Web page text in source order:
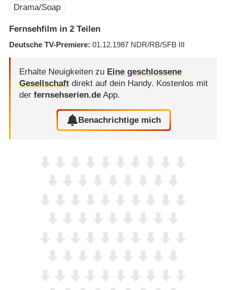
Drama/Soap
Fernsehfilm in 2 Teilen
Deutsche TV-Premiere 01.12.1987 NDR/RB/SFB III
Erhalte Neuigkeiten zu Eine geschlossene
Gesellschaftdirekt auf dein Handy. Kostenlos mit
der fernsehserien.deApp.
Benachrichtige mich